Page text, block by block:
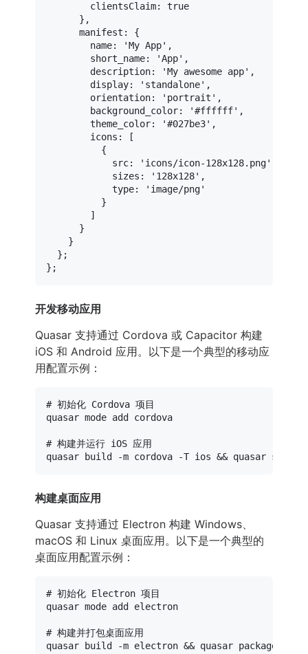
clientsClaim: true
      },
manifest : {
name: 'My App' ,
short_name: 'App' ,
description: 'My awesome app' ,
display: 'standalone' ,
orientation: 'portrait' ,
background_color: '#ffffff' ,
theme_color: '#027be3' ,
icons : [
          {
src: 'icons/icon-128x128.png'
sizes : '128x128' ,
type:
'image/png'
          }
        ]
      }
    }
  };
开发移动应用
Quasar 支持通过 Cordova 或 Capacitor 构建
iOS 和 Android 应用。以下是一个典型的移动应
用配置示例：
# 初始化 Cordova 项目
quasar mode add cordova
# 构建并运行 iOS 应用
构建桌面应用
Quasar 支持通过 Electron 构建 Windows、
macOS 和 Linux 桌面应用。以下是一个典型的
桌面应用配置示例：
# 初始化 Electron 项目
quasar mode add electron
# 构建并打包桌面应用